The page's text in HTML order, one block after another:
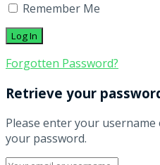
Remember Me
Forgotten Password?
Retrieve your
Please enter your
your password.